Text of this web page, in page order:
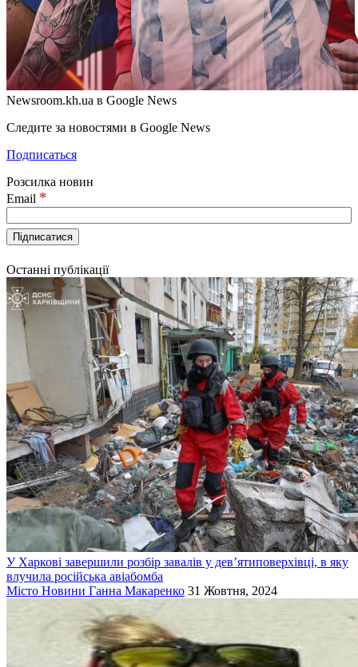
Newsroom.kh.ua в Google News
Следите за новостями в Google News
Подписаться
Розсилка новин
Email *
Останні публікації
У Харкові завершили розбір завалів у дев’ятиповерхівці, в яку
влучила російська авіабомба
Місто Новини Ганна Макаренко 31 Жовтня, 2024